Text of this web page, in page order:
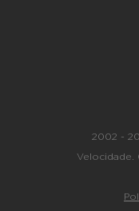
2002 -
Velocidade.